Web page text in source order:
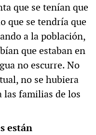
que se tenían que
que se tendría que
a la población,
que estaban en
no escurre. No
no se hubiera
las familias de los
están